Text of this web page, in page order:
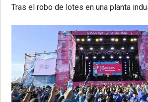
Tras el robo de lotes en una planta